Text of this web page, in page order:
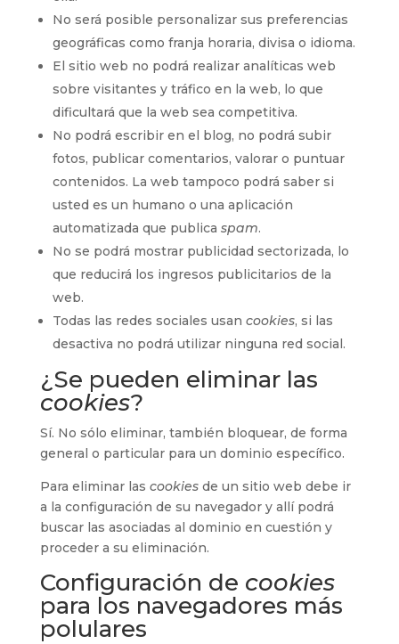
No será posible personalizar sus preferencias
geográficas como franja horaria, divisa o idioma.
El sitio web no podrá realizar analíticas web
sobre visitantes y tráfico en la web, lo que
dificultará que la web sea competitiva.
No podrá escribir en el blog, no podrá subir
fotos, publicar comentarios, valorar o puntuar
contenidos. La web tampoco podrá saber si
usted es un humano o una aplicación
automatizada que publica spam.
No se podrá mostrar publicidad sectorizada, lo
que reducirá los ingresos publicitarios de la
web.
Todas las redes sociales usan cookies, si las
desactiva no podrá utilizar ninguna red social.
¿Se pueden eliminar las
cookies?
Sí. No sólo eliminar, también bloquear, de forma
general o particular para un dominio específico.
Para eliminar las cookiesde un sitio web debe ir
a la configuración de su navegador y allí podrá
buscar las asociadas al dominio en cuestión y
proceder a su eliminación.
Configuración de cookies
para los navegadores más
polulares